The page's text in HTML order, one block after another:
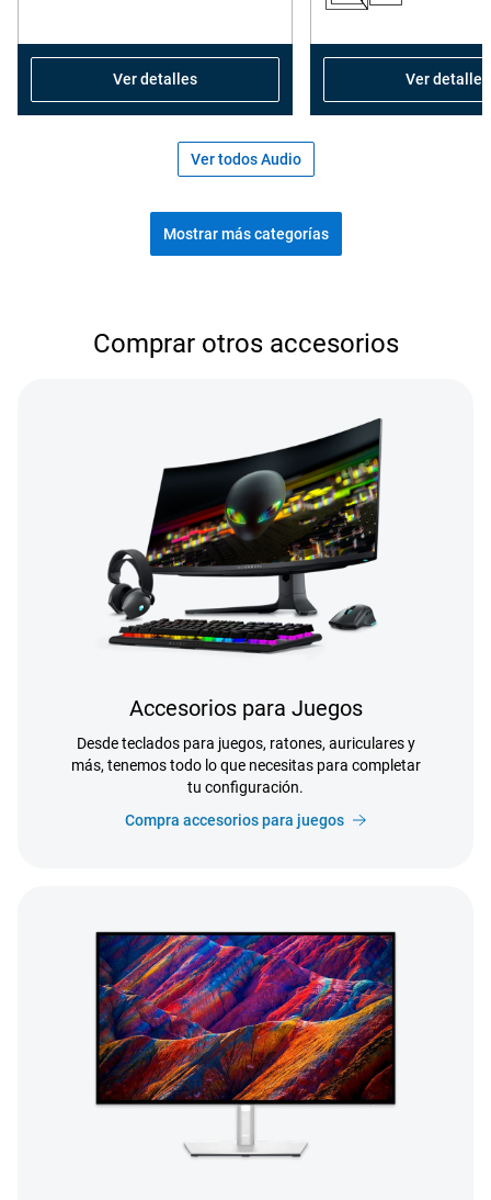
Ver detalles Ver detalles
Ver todos Audio
Mostrar más categorías
Comprar accesorios populares
Comprar otros accesorios
Accesorios para Juegos
Desde teclados para juegos, ratones, auriculares y
más, tenemos todo lo que necesitas para completar
tu configuración.
Compra accesorios para juegos